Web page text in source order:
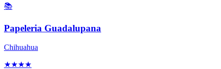
📚
Papeleria Guadalupana
Chihuahua
★★★★